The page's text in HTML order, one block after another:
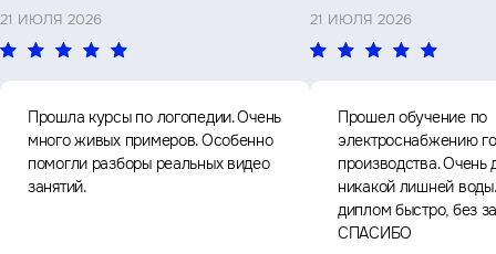
21 ИЮЛЯ 2026
Прошла курсы по логопедии. Очень
много живых примеров. Особенно
помогли разборы реальных видео
занятий.
21 ИЮЛЯ 2026
Прошел обучение по
электроснабжению
производства. Очень
никакой лишней
диплом быстро, без
СПАСИБО